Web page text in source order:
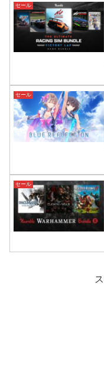
セール
セール
セール